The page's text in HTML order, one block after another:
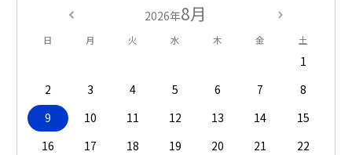
2026年8月
日 月 火 水 木 金 土
1
2
3 4 5 6 7
8
9
10 11 12 13 14
15
16
17 18 19 20 21
22